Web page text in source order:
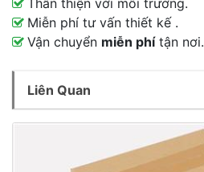
Miễn phí tư vấn thiết kế .
Vận chuyển miễn phítận nơi.
Liên Quan